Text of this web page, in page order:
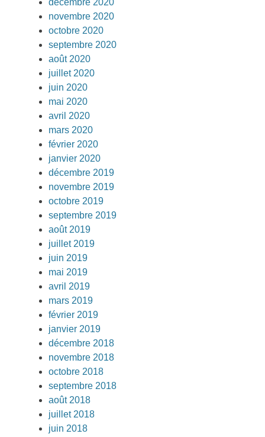
décembre 2020
novembre 2020
octobre 2020
septembre 2020
août 2020
juillet 2020
juin 2020
mai 2020
avril 2020
mars 2020
février 2020
janvier 2020
décembre 2019
novembre 2019
octobre 2019
septembre 2019
août 2019
juillet 2019
juin 2019
mai 2019
avril 2019
mars 2019
février 2019
janvier 2019
décembre 2018
novembre 2018
octobre 2018
septembre 2018
août 2018
juillet 2018
juin 2018